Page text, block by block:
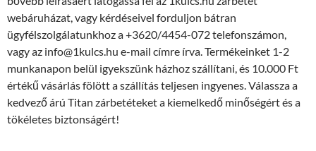
webáruházat, vagy kérdéseivel forduljon bátran
ügyfélszolgálatunkhoz a +3620/4454-072 telefonszámon,
vagy az info@1kulcs.hu e-mail címre írva. Termékeinket 1-2
munkanapon belül igyekszünk házhoz szállítani, és 10.000 Ft
értékű vásárlás fölött a szállítás teljesen ingyenes. Válassza a
kedvező árú Titan zárbetéteket a kiemelkedő minőségért és a
tökéletes biztonságért!